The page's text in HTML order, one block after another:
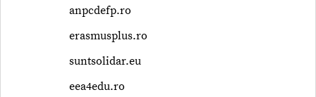
anpcdefp.ro
erasmusplus.ro
suntsolidar.eu
eea4edu.ro